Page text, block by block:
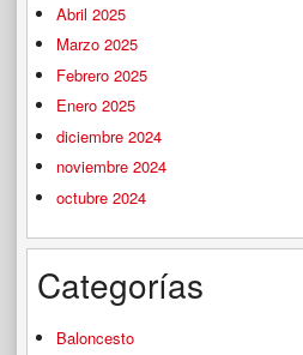
Abril 2025
Marzo 2025
Febrero 2025
Enero 2025
diciembre 2024
noviembre 2024
octubre 2024
Categorías
Baloncesto